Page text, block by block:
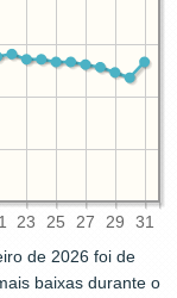
23 25 27 29 31
de 2026 foi de
baixas durante o